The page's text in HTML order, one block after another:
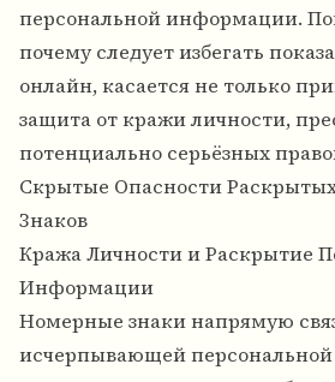
персональной информации.
почему следует избегать
онлайн, касается не только
защита от кражи личности,
потенциально серьёзных
Скрытые Опасности
Знаков
Кража Личности и Раскрытие
Информации
Номерные знаки напрямую
исчерпывающей